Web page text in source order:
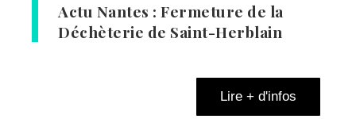
Actu Nantes : Fermeture de la
Déchèterie de Saint-Herblain
Lire + d'infos